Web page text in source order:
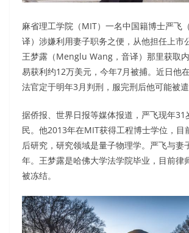
麻省理工学院（MIT）一名中国籍博士严飞
译）涉嫌利用妻子职务之便，从他担任上市
王梦露（Menglu Wang，音译）那里获取
易获利约12万美元，今年7月被捕。近日他
法官定于明年3月判刑，服完刑后他可能被遣
据侨报、世界日报等媒体报道，严飞现年31
民。他2013年在MIT获得工程博士学位，目
后研究，研究领域是量子物理学。严飞与妻
年。王梦露是哈佛大学法学院毕业，目前律
被冻结。